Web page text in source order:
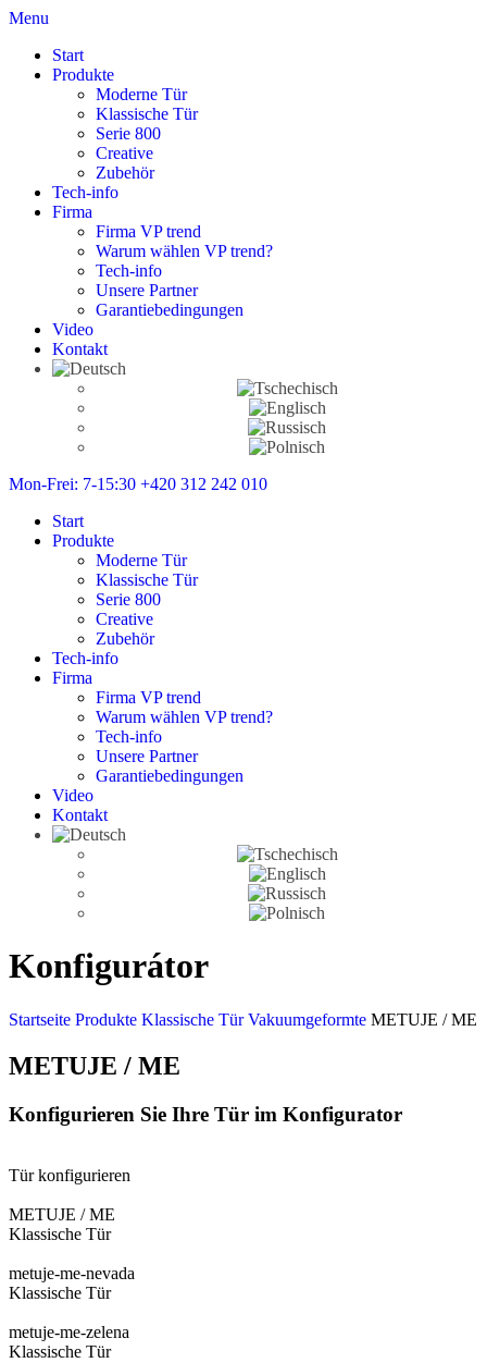
Menu
Start
Produkte
Moderne Tür
Klassische Tür
Serie 800
Creative
Zubehör
Tech-info
Firma
Firma VP trend
Warum wählen VP trend?
Tech-info
Unsere Partner
Garantiebedingungen
Video
Kontakt
Mon-Frei: 7-15:30 +420 312 242 010
Start
Produkte
Moderne Tür
Klassische Tür
Serie 800
Creative
Zubehör
Tech-info
Firma
Firma VP trend
Warum wählen VP trend?
Tech-info
Unsere Partner
Garantiebedingungen
Video
Kontakt
Konfigurátor
Startseite Produkte Klassische TürVakuumgeformte METUJE / ME
METUJE / ME
Konfigurieren Sie Ihre Tür im Konfigurator
Tür konfigurieren
METUJE / ME
Klassische Tür
metuje-me-nevada
Klassische Tür
metuje-me-zelena
Klassische Tür